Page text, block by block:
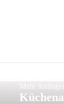
Mehr